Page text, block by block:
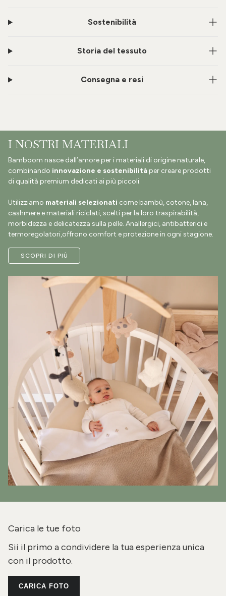
Sostenibilità
Storia del tessuto
Consegna e resi
I NOSTRI MATERIALI
Bamboom nasce dall’amore per i materiali di origine naturale,
combinando innovazione e sostenibilità per creare prodotti
di qualità premium dedicati ai più piccoli.
Utilizziamo materiali selezionati come bambù, cotone, lana,
cashmere e materiali riciclati, scelti per la loro traspirabilità,
morbidezza e delicatezza sulla pelle. Anallergici, antibatterici e
termoregolatori,offrono comfort e protezione in ogni stagione.
SCOPRI DI PIÙ
Carica le tue foto
Sii il primo a condividere la tua esperienza unica
con il prodotto.
CARICA FOTO